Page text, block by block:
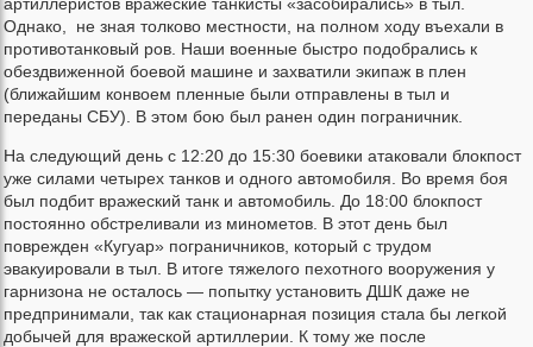
Однако, не зная толково местности, на полном ходу въехали в
противотанковый ров. Наши военные быстро подобрались к
обездвиженной боевой машине и захватили экипаж в плен
(ближайшим конвоем пленные были отправлены в тыл и
переданы СБУ). В этом бою был ранен один пограничник.
На следующий день с 12:20 до 15:30 боевики атаковали блокпост
уже силами четырех танков и одного автомобиля. Во время боя
был подбит вражеский танк и автомобиль. До 18:00 блокпост
постоянно обстреливали из минометов. В этот день был
поврежден «Кугуар» пограничников, который с трудом
эвакуировали в тыл. В итоге тяжелого пехотного вооружения у
гарнизона не осталось — попытку установить ДШК даже не
предпринимали, так как стационарная позиция стала бы легкой
добычей для вражеской артиллерии. К тому же после